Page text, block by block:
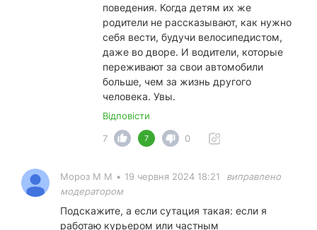
поведения. Когда детям их же
родители не рассказывают, как нужно
себя вести, будучи велосипедистом,
даже во дворе. И водители, которые
переживают за свои автомобили
больше, чем за жизнь другого
человека. Увы.
Відповісти
7
7 0
Мороз М М • 19 червня 2024 18:21
виправлено
модератором
Подскажите, а если сутация такая: если я
работаю курьером или частным